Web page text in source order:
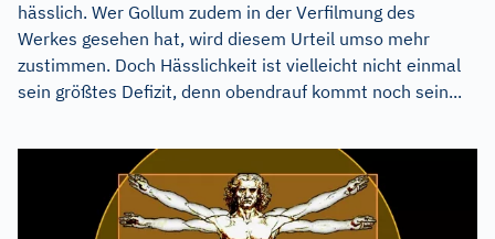
hässlich. Wer Gollum zudem in der Verfilmung des
Werkes gesehen hat, wird diesem Urteil umso mehr
zustimmen. Doch Hässlichkeit ist vielleicht nicht einmal
sein größtes Defizit, denn obendrauf kommt noch sein...